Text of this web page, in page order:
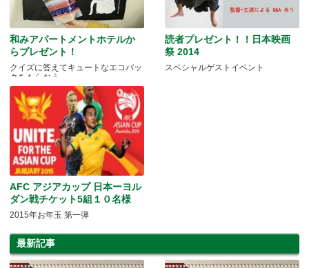
和みアパートメントホテルか
らプレゼント！
クイズに答えてキュートなエコバッ
クをもらおう
読者プレゼント！！日本映画
祭 2014
スペシャルゲストイベント
AFC アジアカップ 日本ーヨル
ダン戦チケット5組１０名様
2015年お年玉 第一弾
最新記事